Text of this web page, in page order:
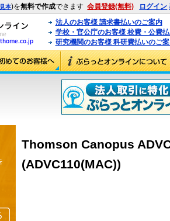
見本)を無料で作成できます 会員登録(無料) ログイン
法人のお客様 請求書払いのご案内
学校・官公庁のお客様 校費・公費
研究機関のお客様 科研費払いのご
Thomson Canopus
(ADVC110(MAC))